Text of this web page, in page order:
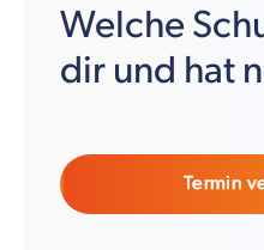
Welche
dir und hat
Termin